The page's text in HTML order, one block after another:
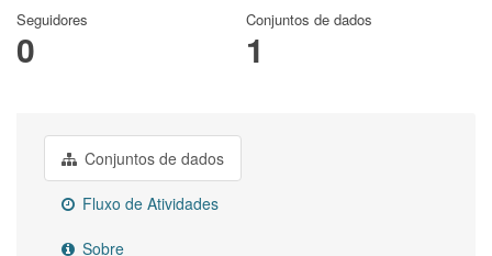
Seguidores
0
Conjuntos de dados
1
Conjuntos de dados
Fluxo de Atividades
Sobre